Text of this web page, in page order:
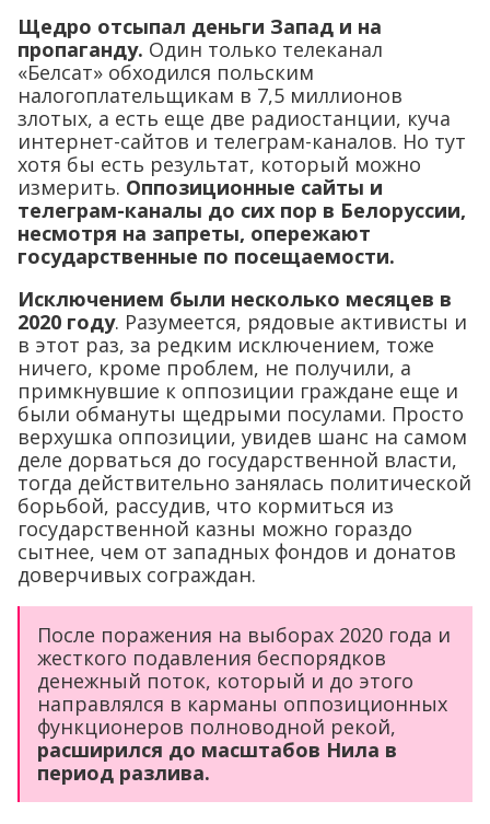
Щедро отсыпал деньги Запад и на
пропаганду. Один только телеканал
«Белсат» обходился польским
налогоплательщикам в 7,5 миллионов
злотых, а есть еще две радиостанции, куча
интернет-сайтов и телеграм-каналов. Но тут
хотя бы есть результат, который можно
измерить. Оппозиционные сайты и
телеграм-каналы до сих пор в Белоруссии,
несмотря на запреты, опережают
государственные по посещаемости.
Исключением были несколько месяцев в
2020 году. Разумеется, рядовые активисты и
в этот раз, за редким исключением, тоже
ничего, кроме проблем, не получили, а
примкнувшие к оппозиции граждане еще и
были обмануты щедрыми посулами. Просто
верхушка оппозиции, увидев шанс на самом
деле дорваться до государственной власти,
тогда действительно занялась политической
борьбой, рассудив, что кормиться из
государственной казны можно гораздо
сытнее, чем от западных фондов и донатов
доверчивых сограждан.
После поражения на выборах 2020 года и
жесткого подавления беспорядков
денежный поток, который и до этого
направлялся в карманы оппозиционных
функционеров полноводной рекой,
расширился до масштабов Нила в
период разлива.